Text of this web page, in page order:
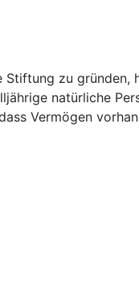
zu
natürliche
Vermögen